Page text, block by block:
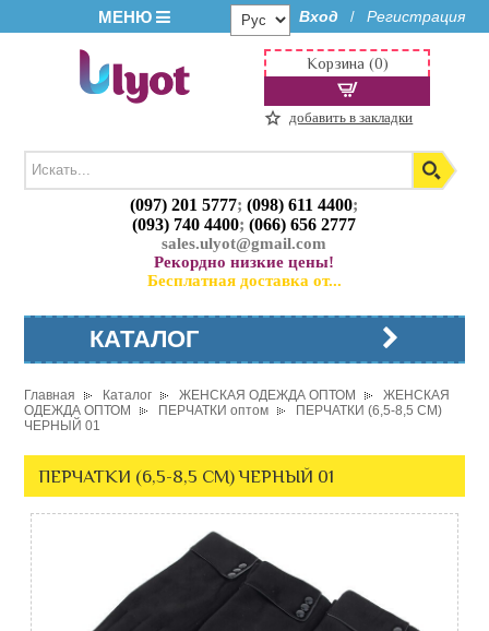
МЕНЮ Вход / Регистрация
(097) 201 5777;(098) 611 4400;
(093) 740 4400;(066) 656 2777
sales.ulyot@gmail.com
Рекордно низкие цены!
Бесплатная доставка от...
Корзина (0)
добавить в закладки
КАТАЛОГ
Главная Каталог ЖЕНСКАЯ ОДЕЖДА ОПТОМ
ЖЕНСКАЯ
ОДЕЖДА ОПТОМ
ПЕРЧАТКИ оптом
ПЕРЧАТКИ (6,5-8,5 СМ)
ЧЕРНЫЙ 01
ПЕРЧАТКИ (6,5-8,5 СМ) ЧЕРНЫЙ 01